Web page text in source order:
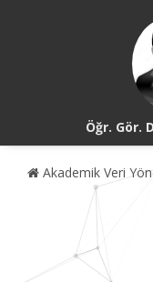
Öğr. Gör.
Akademik Veri